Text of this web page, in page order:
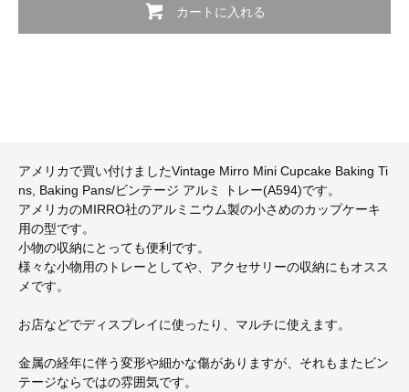
カートに入れる
アメリカで買い付けましたVintage Mirro Mini Cupcake Baking Ti
ns, Baking Pans/ビンテージ アルミ トレー(A594)です。
アメリカのMIRRO社のアルミニウム製の小さめのカップケーキ
用の型です。
小物の収納にとっても便利です。
様々な小物用のトレーとしてや、アクセサリーの収納にもオスス
メです。
お店などでディスプレイに使ったり、マルチに使えます。
金属の経年に伴う変形や細かな傷がありますが、それもまたビン
テージならではの雰囲気です。